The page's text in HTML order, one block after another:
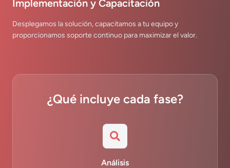
Implementación y Capacitación
Desplegamos la solución, capacitamos a tu equipo y
proporcionamos soporte continuo para maximizar el valor.
¿Qué incluye cada fase?
Análisis